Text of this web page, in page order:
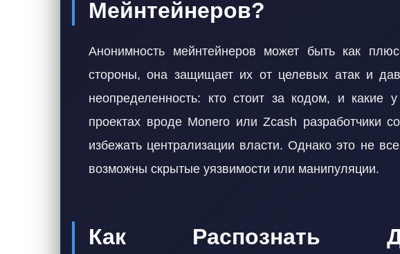
Мейнтейнеров?
Анонимность мейнтейнеров может быть как
стороны, она защищает их от целевых атак и
неопределенность: кто стоит за кодом, и какие
проектах вроде Monero или Zcash разработчики
избежать централизации власти. Однако это не
возможны скрытые уязвимости или манипуляции.
Как Распознать